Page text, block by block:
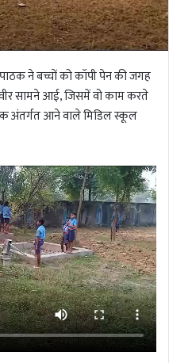
पाठक ने बच्चों को कॉपी पेन की जगह
सामने आई, जिसमें वो काम करते
अंतर्गत आने वाले मिडिल स्कूल